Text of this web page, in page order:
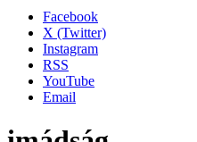
Facebook
X (Twitter)
Instagram
RSS
YouTube
Email